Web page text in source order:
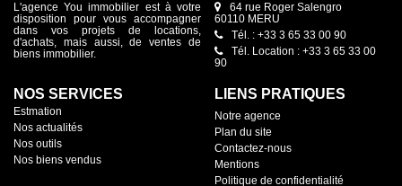
L'agence You immobilier est à votre
disposition pour vous accompagner
dans vos projets de locations,
d'achats, mais aussi, de ventes de
biens immobilier.
64 rue Roger Salengro
60110 MERU
Tél. : +33 3 65 33 00 90
Tél. Location : +33 3 65 33 00
90
NOS SERVICES
Estmation
Nos actualités
Nos outils
Nos biens vendus
LIENS PRATIQUES
Notre agence
Plan du site
Contactez-nous
Mentions
Politique de confidentialité